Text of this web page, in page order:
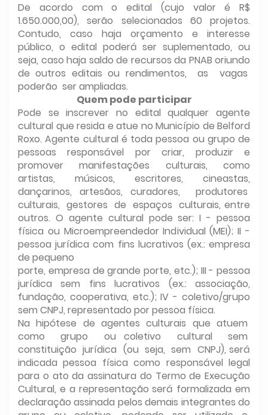
De acordo com o edital (cujo valor é R$
1.650.000,00), serão selecionados 60 projetos.
Contudo, caso haja orçamento e interesse
público, o edital poderá ser suplementado, ou
seja, caso haja saldo de recursos da PNAB oriundo
de outros editais ou rendimentos, as vagas
poderão ser ampliadas.
Quem pode participar
Pode se inscrever no edital qualquer agente
cultural que resida e atue no Município de Belford
Roxo. Agente cultural é toda pessoa ou grupo de
pessoas responsável por criar, produzir e
promover manifestações culturais, como
artistas, músicos, escritores, cineastas,
dançarinos, artesãos, curadores, produtores
culturais, gestores de espaços culturais, entre
outros. O agente cultural pode ser: I - pessoa
física ou Microempreendedor Individual (MEI); II -
pessoa jurídica com fins lucrativos (ex.: empresa
de pequeno
porte, empresa de grande porte, etc.); III - pessoa
jurídica sem fins lucrativos (ex.: associação,
fundação, cooperativa, etc.); IV - coletivo/grupo
sem CNPJ, representado por pessoa física.
Na hipótese de agentes culturais que atuem
como grupo ou coletivo cultural sem
constituição jurídica (ou seja, sem CNPJ), será
indicada pessoa física como responsável legal
para o ato da assinatura do Termo de Execução
Cultural, e a representação será formalizada em
declaração assinada pelos demais integrantes do